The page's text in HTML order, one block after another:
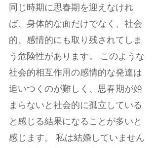
同じ時期に思春期を迎えなけれ
ば、身体的な面だけでなく、社会
的、感情的にも取り残されてしま
う危険性があります。 このような
社会的相互作用の感情的な発達は
追いつくのが難しく、思春期が始
まらないと社会的に孤立している
と感じる結果になることが多いと
感じます。 私は結婚していません